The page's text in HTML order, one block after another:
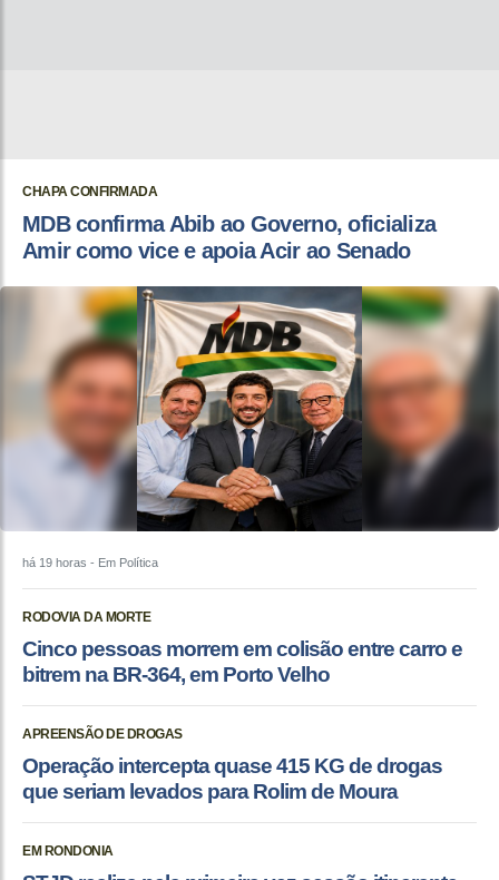
CHAPA CONFIRMADA
MDB confirma Abib ao Governo, oficializa
Amir como vice e apoia Acir ao Senado
há 19 horas - Em Política
RODOVIA DA MORTE
Cinco pessoas morrem em colisão entre carro e
bitrem na BR-364, em Porto Velho
APREENSÃO DE DROGAS
Operação intercepta quase 415 KG de drogas
que seriam levados para Rolim de Moura
EM RONDONIA